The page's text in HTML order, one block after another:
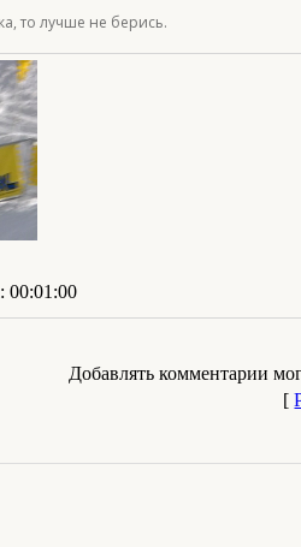
то лучше не берись.
: 00:01:00
Добавлять комментарии
[